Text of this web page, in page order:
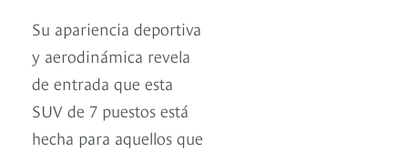
Su apariencia deportiva
y aerodinámica revela
de entrada que esta
SUV de 7 puestos está
hecha para aquellos que